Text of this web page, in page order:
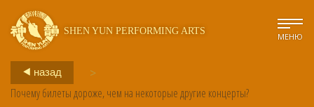
SHEN YUN PERFORMING ARTS
МЕНЮ
назад
>
Почему билеты дороже, чем на некоторые другие концерты?